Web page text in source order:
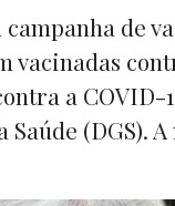
de
vacinadas
a
(DGS).